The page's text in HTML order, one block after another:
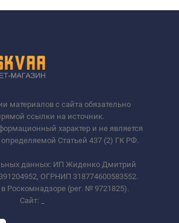
материалов с сайта обязательно
ссылки на источник.
характер и не является
Статьей 437 (2) ГК РФ.
данных: ИП Жиденко Дмитрий
ОГРНИП 318774600583552.
Роскомнадзоре (рег. № 9721825).
Сайт: